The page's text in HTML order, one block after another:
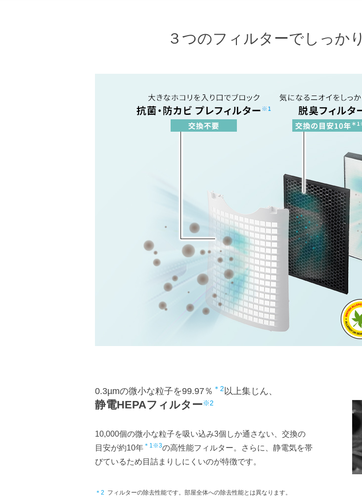
３つのフィルターでしっかり
0.3µmの微小な粒子を99.97％ ＊2 以上集じん、
静電HEPAフィルター ※2
10,000個の微小な粒子を吸い込み3個しか通さない、交換の
目安が約10年 ＊1※3の高性能フィルター。さらに、静電気を帯
びているため目詰まりしにくいのが特徴です。
＊2 フィルターの除去性能です。部屋全体への除去性能とは異なります。